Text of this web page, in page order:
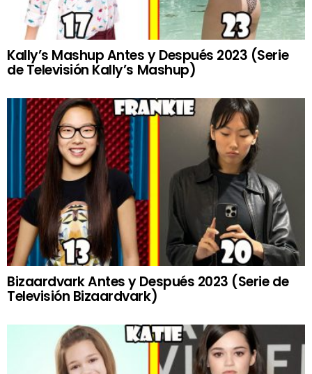
Kally’s Mashup Antes y Después 2023 (Serie
de Televisión Kally’s Mashup)
Bizaardvark Antes y Después 2023 (Serie de
Televisión Bizaardvark)